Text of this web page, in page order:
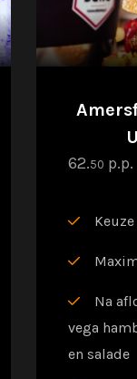
62.50 p.p.
Na
vega
en salade